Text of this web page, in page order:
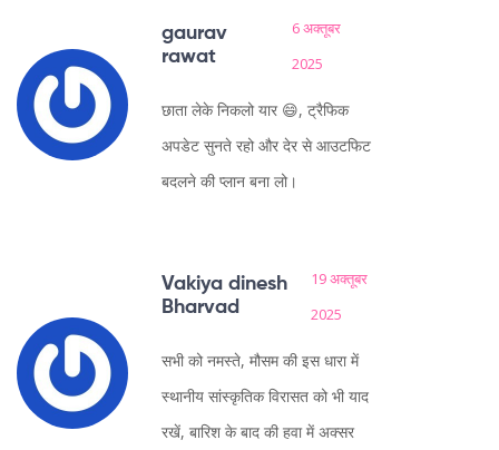
gaurav
rawat
6 अक्तूबर
2025
छाता लेके निकलो यार 😄, ट्रैफिक
अपडेट सुनते रहो और देर से आउटफिट
बदलने की प्लान बना लो।
Vakiya dinesh
Bharvad
19 अक्तूबर
2025
सभी को नमस्ते, मौसम की इस धारा में
स्थानीय सांस्कृतिक विरासत को भी याद
रखें, बारिश के बाद की हवा में अक्सर